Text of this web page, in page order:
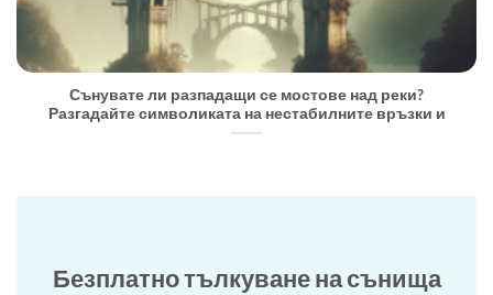
Сънувате ли разпадащи се мостове над реки?
Разгадайте символиката на нестабилните връзки и
Безплатно тълкуване на сънища